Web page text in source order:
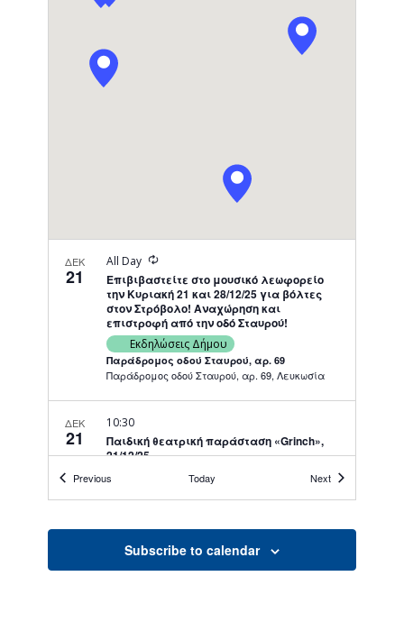
Views
ΔΕΚ
21
Επιβιβαστείτε στο μουσικό λεωφορείο
την Κυριακή 21 και 28/12/25 για βόλτες
στον Στρόβολο! Αναχώρηση και
επιστροφή από την οδό Σταυρού!
All Day Recurring
Εκδηλώσεις Δήμου
Παράδρομος οδού Σταυρού, αρ. 69
Παράδρομος οδού Σταυρού, αρ. 69, Λευκωσία
ΔΕΚ
21
Παιδική θεατρική παράσταση «Grinch»,
21/12/25
10:30
Εκδηλώσεις στο Δημοτικό Θέατρο
Παιδική θεατρική παράσταση «Grinch»,
21/12/25
Previous Today NextEvents
Subscribe to calendar